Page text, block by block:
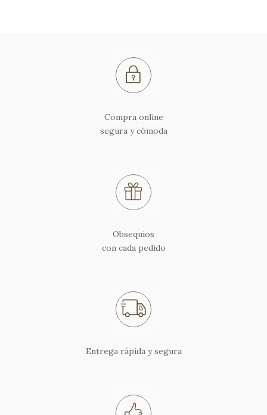
Compra online
segura y cómoda
Obsequios
con cada pedido
Entrega rápida y segura